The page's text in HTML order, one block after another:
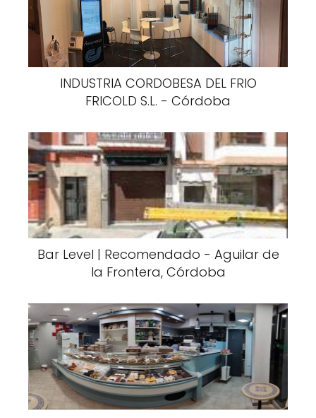
INDUSTRIA CORDOBESA DEL FRIO
FRICOLD S.L. - Córdoba
Bar Level | Recomendado - Aguilar de
la Frontera, Córdoba